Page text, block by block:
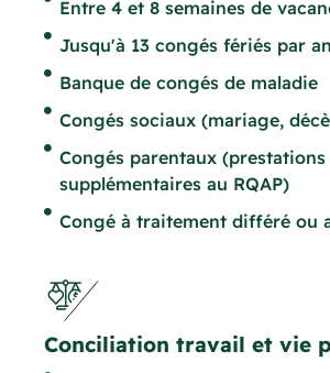
Entre 4 et 8 semaines de
Jusqu'à 13 congés fériés par
Banque de congés de maladie
Congés sociaux (mariage,
Congés parentaux (prestations
supplémentaires au RQAP)
Congé à traitement différé ou
Conciliation travail et vie